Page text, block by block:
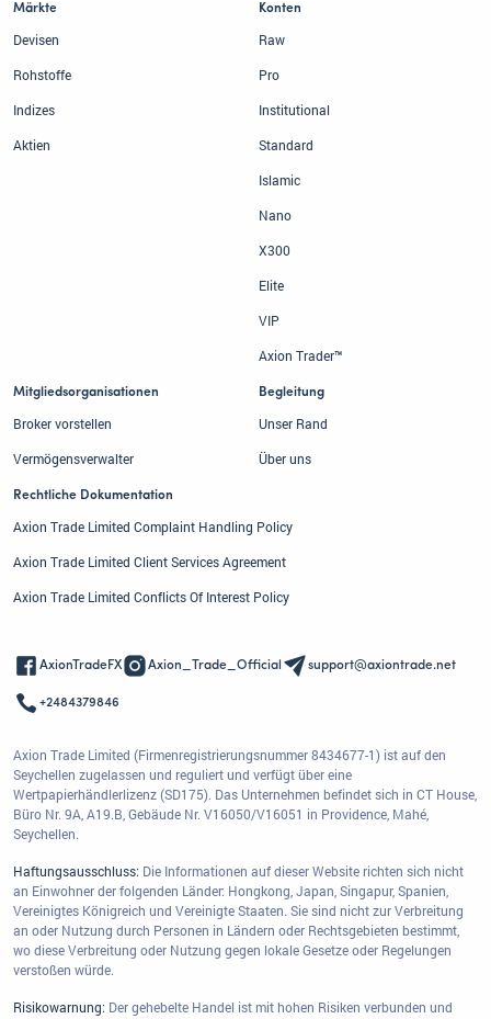
Märkte
Devisen
Rohstoffe
Indizes
Aktien
Konten
Raw
Pro
Institutional
Standard
Islamic
Nano
X300
Elite
VIP
Axion Trader™
Mitgliedsorganisationen
Broker vorstellen
Vermögensverwalter
Begleitung
Unser Rand
Über uns
Rechtliche Dokumentation
Axion Trade Limited Complaint Handling Policy
Axion Trade Limited Client Services Agreement
Axion Trade Limited Conflicts Of Interest Policy
AxionTradeFX Axion_Trade_Official support@axiontrade.net
+2484379846
Axion Trade Limited (Firmenregistrierungsnummer 8434677-1) ist auf den
Seychellen zugelassen und reguliert und verfügt über eine
Wertpapierhändlerlizenz (SD175). Das Unternehmen befindet sich in CT House,
Büro Nr. 9A, A19.B, Gebäude Nr. V16050/V16051 in Providence, Mahé,
Seychellen.
Haftungsausschluss: Die Informationen auf dieser Website richten sich nicht
an Einwohner der folgenden Länder: Hongkong, Japan, Singapur, Spanien,
Vereinigtes Königreich und Vereinigte Staaten. Sie sind nicht zur Verbreitung
an oder Nutzung durch Personen in Ländern oder Rechtsgebieten bestimmt,
wo diese Verbreitung oder Nutzung gegen lokale Gesetze oder Regelungen
verstoßen würde.
Risikowarnung: Der gehebelte Handel ist mit hohen Risiken verbunden und